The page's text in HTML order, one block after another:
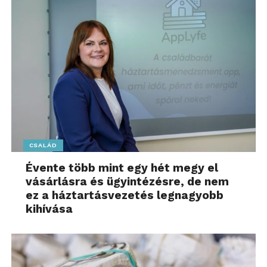
CSALÁD
Évente több mint egy hét megy el
vásárlásra és ügyintézésre, de nem
ez a háztartásvezetés legnagyobb
kihívása